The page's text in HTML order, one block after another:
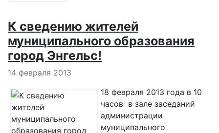
К сведению жителей
муниципального образования
город Энгельс!
Информация о материале
14 февраля 2013
18 февраля 2013 года в 10
часов в зале заседаний
администрации
муниципального